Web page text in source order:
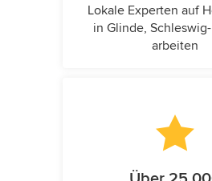
Lokale Experten auf
in Glinde,
arbeiten